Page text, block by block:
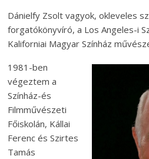
Dánielfy Zsolt vagyok, okleveles
forgatókönyvíró, a Los Angeles-i
Kaliforniai Magyar Színház
1981-ben
végeztem a
Színház-és
Filmművészeti
Főiskolán, Kállai
Ferenc és Szirtes
Tamás